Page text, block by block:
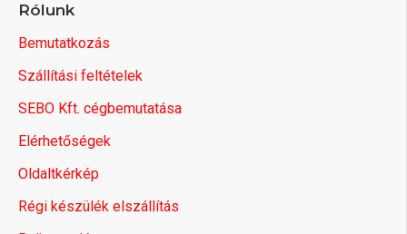
Rólunk
Bemutatkozás
Szállítási feltételek
SEBO Kft. cégbemutatása
Elérhetőségek
Oldaltkérkép
Régi készülék elszállítás